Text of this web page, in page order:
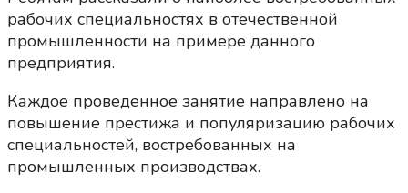
рабочих специальностях в отечественной
промышленности на примере данного
предприятия.
Каждое проведенное занятие направлено на
повышение престижа и популяризацию рабочих
специальностей, востребованных на
промышленных производствах.